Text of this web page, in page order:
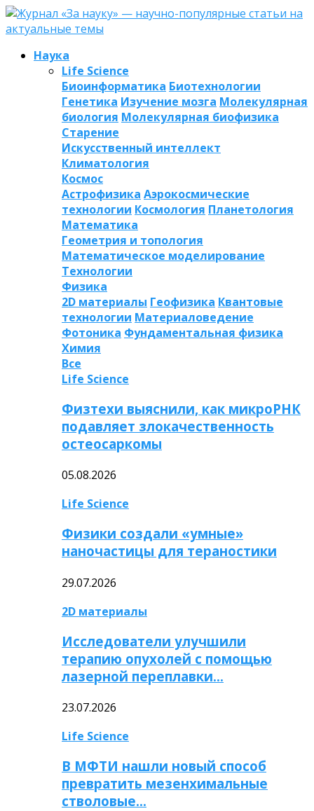
Наука
Life Science
Биоинформатика Биотехнологии
Генетика Изучение мозга Молекулярная
биология Молекулярная биофизика
Старение
Искусственный интеллект
Климатология
Космос
Астрофизика Аэрокосмические
технологии Космология Планетология
Математика
Геометрия и топология
Математическое моделирование
Технологии
Физика
2D материалы Геофизика Квантовые
технологии Материаловедение
Фотоника Фундаментальная физика
Химия
Все
Life Science
Физтехи выяснили, как микроРНК
подавляет злокачественность
остеосаркомы
05.08.2026
Life Science
Физики создали «умные»
наночастицы для тераностики
29.07.2026
2D материалы
Исследователи улучшили
терапию опухолей с помощью
лазерной переплавки…
23.07.2026
Life Science
В МФТИ нашли новый способ
превратить мезенхимальные
стволовые…